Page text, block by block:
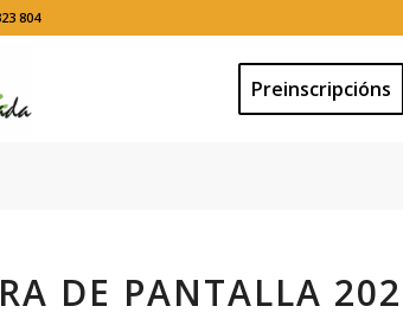
804
Preinscripcións
DE PANTALLA